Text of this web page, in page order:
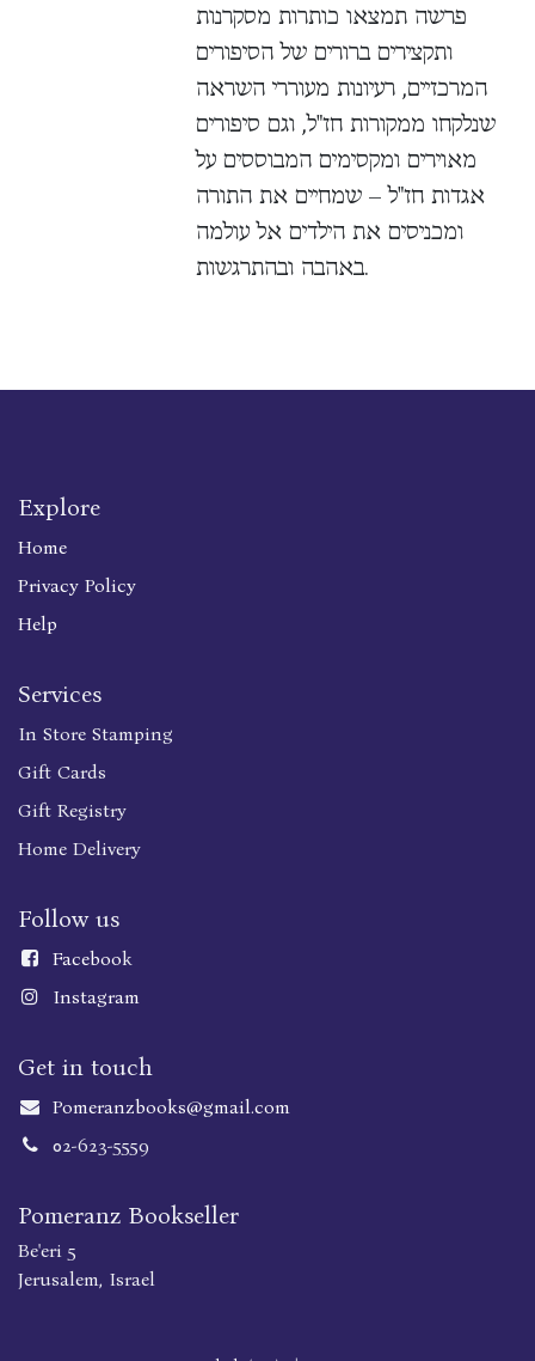
פרשה תמצאו כותרות מסקרנות
ותקצירים ברורים של הסיפורים
המרכזיים, רעיונות מעוררי השראה
שנלקחו ממקורות חז"ל, וגם סיפורים
מאוירים ומקסימים המבוססים על
אגדות חז"ל – שמחיים את התורה
ומכניסים את הילדים אל עולמה
באהבה ובהתרגשות.
Explore
Home
Privacy Policy
Help
Services
In Store Stamping
Gift Cards
Gift Registry
Home Delivery
Follow us
Facebook
Instagram
Get in touch
Pomeranzbooks@gmail.com
02-623-5559
Pomeranz Bookseller
Be'eri 5
Jerusalem, Israel